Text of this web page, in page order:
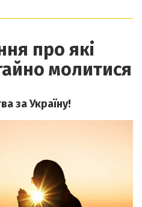
про які
молитися
за Україну!